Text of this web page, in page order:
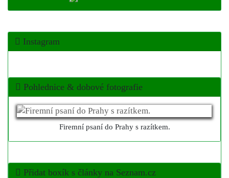
Instagram
Pohlednice & dobové fotografie
Firemní psaní do Prahy s razítkem.
Přidat boxík s články na Seznam.cz